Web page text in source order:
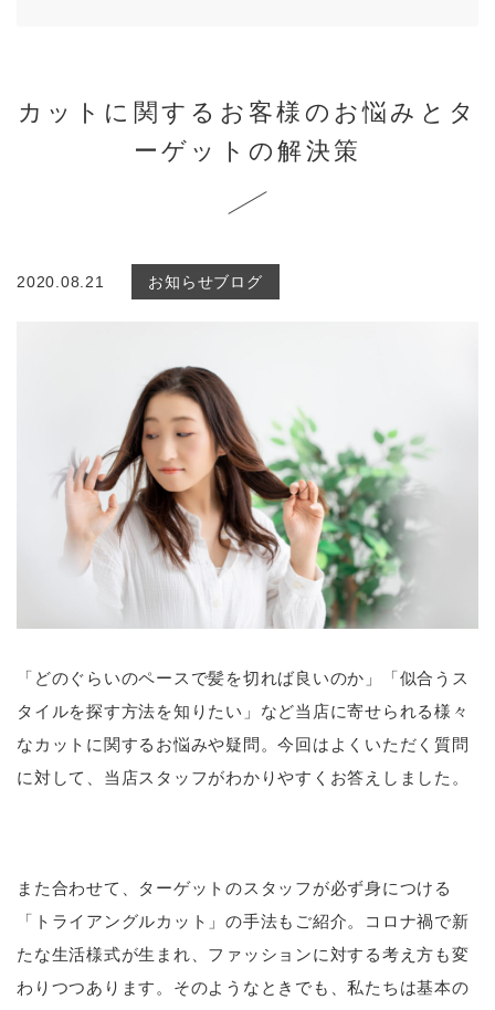
カットに関するお客様のお悩みとタ
ーゲットの解決策
2020.08.21 お知らせブログ
「どのぐらいのペースで髪を切れば良いのか」「似合うス
タイルを探す方法を知りたい」など当店に寄せられる様々
なカットに関するお悩みや疑問。今回はよくいただく質問
に対して、当店スタッフがわかりやすくお答えしました。
また合わせて、ターゲットのスタッフが必ず身につける
「トライアングルカット」の手法もご紹介。コロナ禍で新
たな生活様式が生まれ、ファッションに対する考え方も変
わりつつあります。そのようなときでも、私たちは基本の